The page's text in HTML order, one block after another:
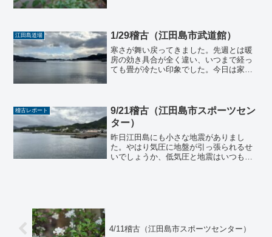
る、自分はこれで良いか、自...
江田島道場 1/29稽古（江田島市武道館）
寒さが舞い戻ってきました。先週とは暖
房の効き具合が全く違い、いつまで経っ
ても畳が冷たい印象でした。今日は家族
しょうか。どれほどご苦労...
稽古レポート
9/21稽古（江田島市スポーツセン
ター）
昨日江田島にも小さな地震がありまし
た。やはり気圧に地盤が引っ張られるせ
いでしょうか、低気圧と地震はいつもセ
4/11稽古（江田島市スポーツセンター）